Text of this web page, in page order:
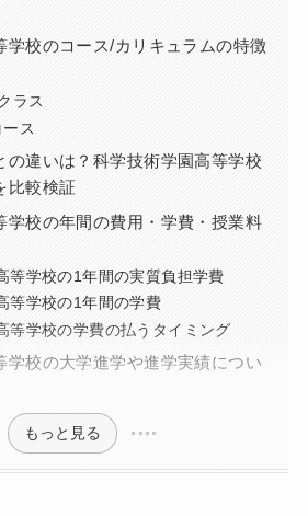
学校のコース/カリキュラムの特徴
ラス
ス
の違いは？科学技術学園高等学校
比較検証
学校の年間の費用・学費・授業料
等学校の1年間の実質負担学費
等学校の1年間の学費
等学校の学費の払うタイミング
学校の大学進学や進学実績につい
もっと見る